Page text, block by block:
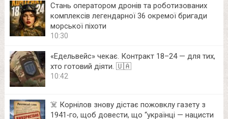
Стань оператором дронів та роботизованих
комплексів легендарної 36 окремої бригади
морської піхоти
10:30
«Едельвейс» чекає. Контракт 18–24 — для тих,
хто готовий діяти. 🇺🇦
10:42
☠️ Корнілов знову дістає пожовклу газету з
1941‑го, щоб довести, що “українці — нацисти